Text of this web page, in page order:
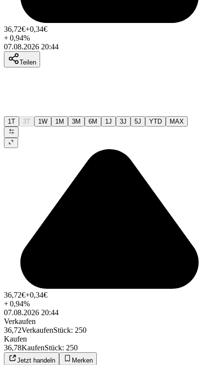
36,72€+0,34€
+0,94%
07.08.2026 20:44
Teilen
1T 3T 1W 1M 3M 6M 1J 3J 5J YTD MAX
36,72€+0,34€
+0,94%
07.08.2026 20:44
Verkaufen
36,72VerkaufenStück: 250
Kaufen
36,78KaufenStück: 250
Jetzt handeln Merken